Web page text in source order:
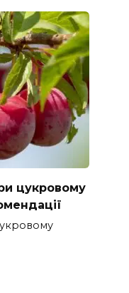
цукровому